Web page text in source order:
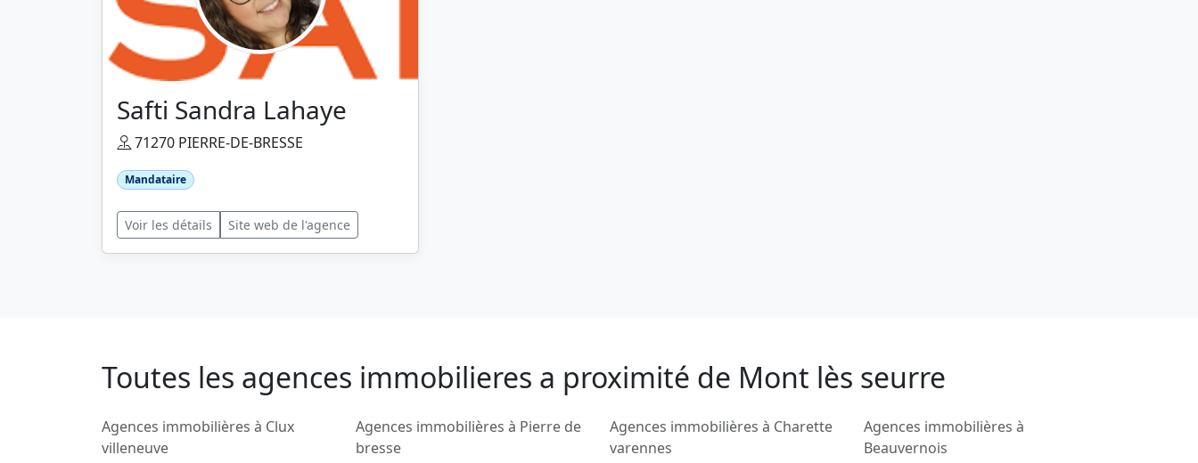
Safti Sandra Lahaye
71270 PIERRE-DE-BRESSE
Mandataire
Voir les détails Site web de l'agence
Toutes les agences immobilieres a proximité de Mont lès seurre
Agences immobilières à Clux
villeneuve
Agences immobilières à Pierre de
bresse
Agences immobilières à Charette
varennes
Agences immobilières à
Beauvernois